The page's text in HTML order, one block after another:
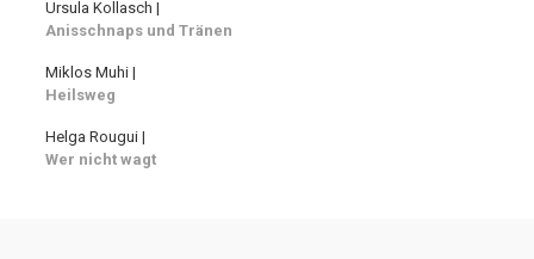
Ursula Kollasch |
Anisschnaps und Tränen
Miklos Muhi |
Heilsweg
Helga Rougui |
Wer nicht wagt